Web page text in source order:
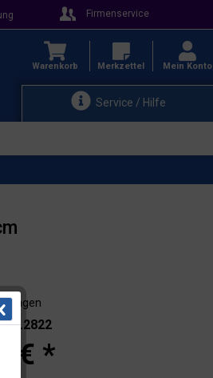
Firmenservice
Service / Hilfe
Warenkorb Merkzettel Mein Konto
Tagen
11.2822
€ *